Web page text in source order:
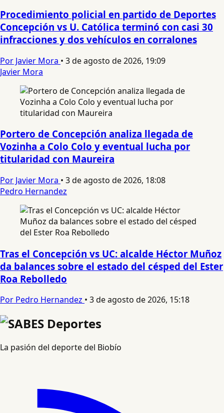
Procedimiento policial en partido de Deportes
Concepción vs U. Católica terminó con casi 30
infracciones y dos vehículos en corralones
Por Javier Mora • 3 de agosto de 2026, 19:09
Javier Mora
Portero de Concepción analiza llegada de
Vozinha a Colo Colo y eventual lucha por
titularidad con Maureira
Por Javier Mora • 3 de agosto de 2026, 18:08
Pedro Hernandez
Tras el Concepción vs UC: alcalde Héctor Muñoz
da balances sobre el estado del césped del Ester
Roa Rebolledo
Por Pedro Hernandez • 3 de agosto de 2026, 15:18
La pasión del deporte del Biobío